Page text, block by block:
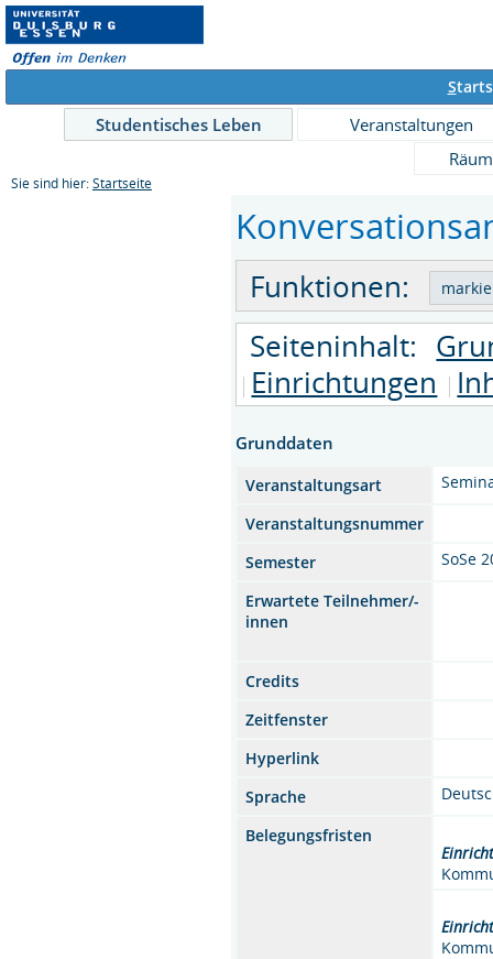
S
Studentisches Leben
Veranstaltungen
Sie sind hier: Startseite
Funktionen:
Seiteninhalt:
Einrichtungen
Grunddaten
Veranstaltungsart
Veranstaltungsnummer
Semester
SoSe
Erwartete Teilnehmer/-
innen
Credits
Zeitfenster
Hyperlink
Sprache
Belegungsfristen